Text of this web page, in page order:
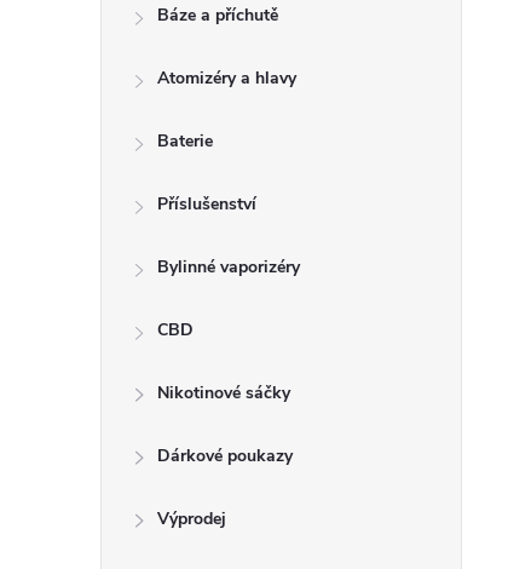
Báze a příchutě
Atomizéry a hlavy
Baterie
Příslušenství
Bylinné vaporizéry
CBD
Nikotinové sáčky
Dárkové poukazy
Výprodej